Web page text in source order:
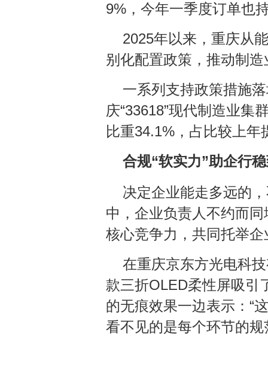
9%，今年一季度订单也
2025年以来，重庆从
别化配置政策，推动制造
一系列支持政策措施
庆“33618”现代制造业集
比重34.1%，占比较上年
合规“软实力”助企行
决定企业能走多远的
中，企业负责人不约而
核心竞争力，共同托举企
在重庆京东方光电科
款三折OLED柔性屏吸引
的无痕效果一边表示：“
看不见的是每个环节的规